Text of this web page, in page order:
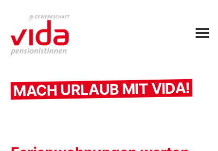
MACH URLAUB MIT VIDA!